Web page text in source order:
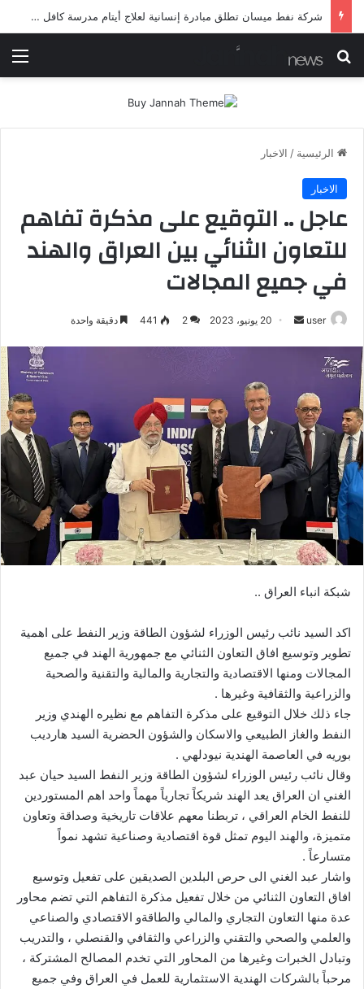
شرطة ميسان تلقي القبض على مطلقي العيارات النارية أثناء تشييع جنائزي في العمارة
بحث عن
الرئيسية / الاخبار
الاخبار
عاجل .. التوقيع على مذكرة تفاهم
للتعاون الثنائي بين العراق والهند
في جميع المجالات
user
أرسل 20 يونيو، 2023 2
441 دقيقة واحدة
شبكة انباء العراق ..
اكد السيد نائب رئيس الوزراء لشؤون الطاقة وزير النفط على اهمية
تطوير وتوسيع افاق التعاون الثنائي مع جمهورية الهند في جميع
المجالات ومنها الاقتصادية والتجارية والمالية والتقنية والصحية
والزراعية والثقافية وغيرها .
جاء ذلك خلال التوقيع على مذكرة التفاهم مع نظيره الهندي وزير
النفط والغاز الطبيعي والاسكان والشؤون الحضرية السيد هارديب
بوريه في العاصمة الهندية نيودلهي .
وقال نائب رئيس الوزراء لشؤون الطاقة وزير النفط السيد حيان عبد
الغني ان العراق يعد الهند شريكاً تجارياً مهماً واحد اهم المستوردين
للنفط الخام العراقي ، تربطنا معهم علاقات تاريخية وصداقة وتعاون
متميزة، والهند اليوم تمثل قوة اقتصادية وصناعية تشهد نمواً
متسارعاً .
واشار عبد الغني الى حرص البلدين الصديقين على تفعيل وتوسيع
افاق التعاون الثنائي من خلال تفعيل مذكرة التفاهم التي تضم محاور
عدة منها التعاون التجاري والمالي والطاقةو الاقتصادي والصناعي
والعلمي والصحي والتقني والزراعي والثقافي والقنصلي ، والتدريب
وتبادل الخبرات وغيرها من المحاور التي تخدم المصالح المشتركة ،
مرحباً بالشركات الهندية الاستثمارية للعمل في العراق وفي جميع